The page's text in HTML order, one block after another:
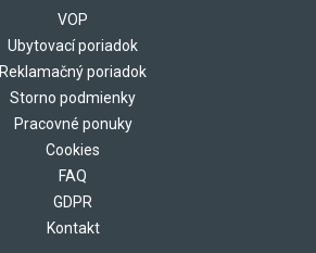
VOP
Ubytovací poriadok
Reklamačný poriadok
Storno podmienky
Pracovné ponuky
Cookies
FAQ
GDPR
Kontakt